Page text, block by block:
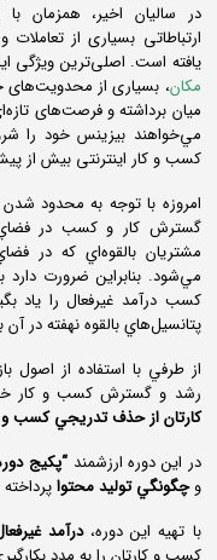
در سالیان اخیر، همزمان
ارتباطاتی بسیاری از
یافته است. اصلی‌ترین ویژگی
مکان، بسیاری از محدویت‌های
میان برداشته و فرصت‌های
مي‌خواهند بيزينس خود را
کسب و کار اینترنتی بیش از
امروزه با توجه به محدود
گسترش كار و كسب در
مشتريان بالقوه‌اي كه در
مي‌شود. بنابراين ضرورت دارد
كسب درآمد غيرفعال را ياد
پتانسيل‌هاي بالقوه نهفته در
از طرفي با استفاده از اصول
رشد و گسترش كسب و كار
كارتان از حذف تدريجي كسب و
در اين دوره ارزشمند “پکیج
وچگونگي توليد محتوا
با تهيه اين دوره، درآمد